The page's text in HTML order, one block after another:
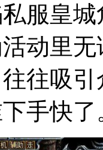
服皇
动里无
往吸
手快了